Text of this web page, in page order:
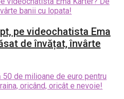
pe videochatista Ema
de învățat, învârte